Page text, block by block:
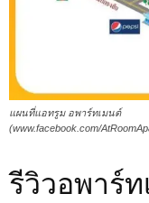
แผนที่แอทรูม อพาร์ทเมนต์
(www.facebook.com/
รีวิวอพาร์